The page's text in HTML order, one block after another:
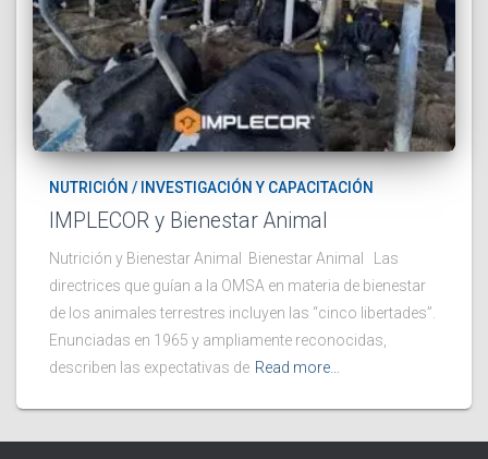
NUTRICIÓN / INVESTIGACIÓN Y CAPACITACIÓN
IMPLECOR y Bienestar Animal
Nutrición y Bienestar Animal Bienestar Animal Las
directrices que guían a la OMSA en materia de bienestar
de los animales terrestres incluyen las “cinco libertades”.
Enunciadas en 1965 y ampliamente reconocidas,
describen las expectativas de Read more…